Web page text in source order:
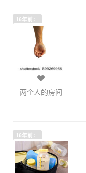
16年前：
两个人的房间
16年前：